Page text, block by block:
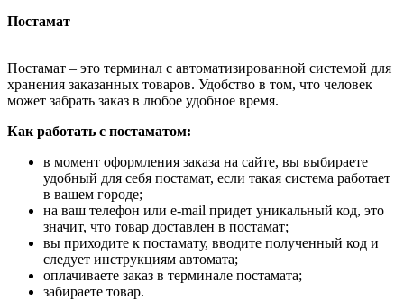
Постамат
Постамат – это терминал с автоматизированной системой для
хранения заказанных товаров. Удобство в том, что человек
может забрать заказ в любое удобное время.
Как работать с постаматом:
в момент оформления заказа на сайте, вы выбираете
удобный для себя постамат, если такая система работает
в вашем городе;
на ваш телефон или e-mail придет уникальный код, это
значит, что товар доставлен в постамат;
вы приходите к постамату, вводите полученный код и
следует инструкциям автомата;
оплачиваете заказ в терминале постамата;
забираете товар.